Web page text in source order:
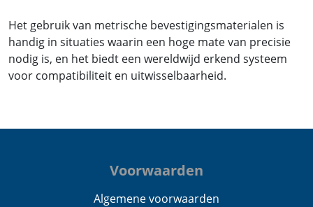
Het gebruik van metrische bevestigingsmaterialen is
handig in situaties waarin een hoge mate van precisie
nodig is, en het biedt een wereldwijd erkend systeem
voor compatibiliteit en uitwisselbaarheid.
Voorwaarden
Algemene voorwaarden